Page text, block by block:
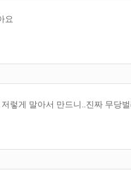
요
렇게 말아서 만드니..진짜 무당